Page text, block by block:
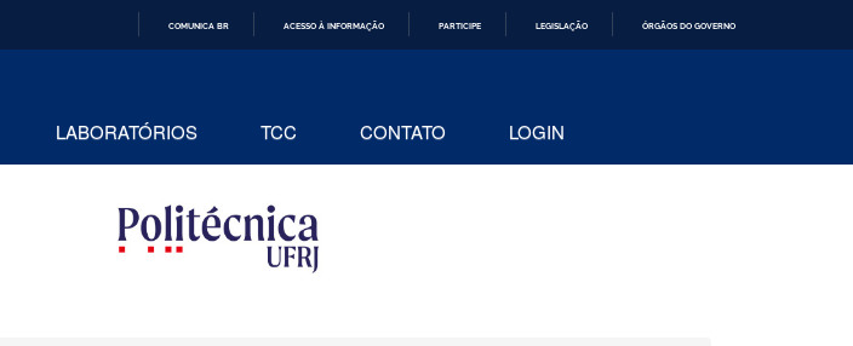
COMUNICA BR ACESSO À INFORMAÇÃO PARTICIPE LEGISLAÇÃO ÓRGÃOS DO GOVERNO
LABORATÓRIOS TCC CONTATO LOGIN